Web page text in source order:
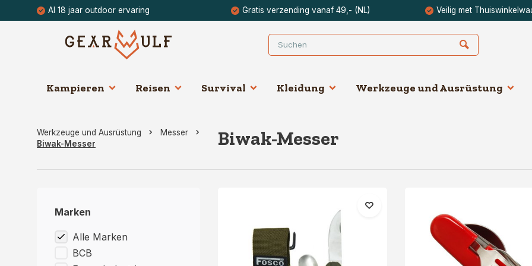
Al 18 jaar outdoor ervaring Gratis verzending vanaf 49,- (NL) Veilig met
Kampieren Reisen Survival Kleidung Werkzeuge und Ausrüstung
Werkzeuge und Ausrüstung
Messer
Biwak-Messer
Biwak-Messer
Marken
Alle Marken
BCB